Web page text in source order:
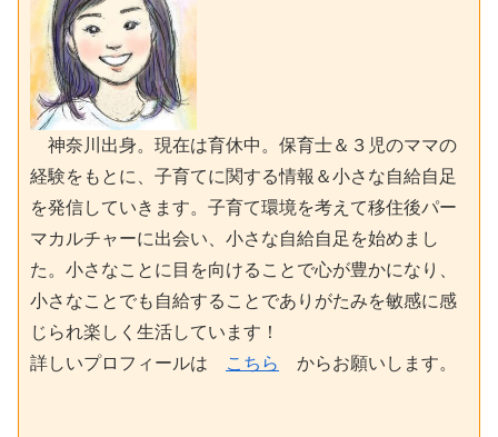
神奈川出身。現在は育休中。保育士＆３児のママの
経験をもとに、子育てに関する情報＆小さな自給自足
を発信していきます。子育て環境を考えて移住後パー
マカルチャーに出会い、小さな自給自足を始めまし
た。小さなことに目を向けることで心が豊かになり、
小さなことでも自給することでありがたみを敏感に感
じられ楽しく生活しています！
詳しいプロフィールは
こちら からお願いします。